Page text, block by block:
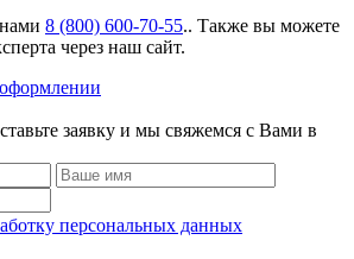
8 (800) 600-70-55.. Также вы можете
через наш сайт.
заявку и мы свяжемся с Вами в
персональных данных